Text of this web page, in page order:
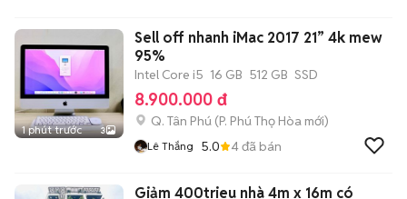
1 phút trước 3
Sell off nhanh iMac 2017 21” 4k mew
95%
Intel Core i5 16 GB 512 GB SSD
8.900.000 đ
Q. Tân Phú (P. Phú Thọ Hòa mới)
Lê Thắng 5.0 4đã bán
Giảm 400trieu nhà 4m x 16m có